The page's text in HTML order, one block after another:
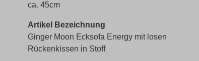
ca. 45cm
Artikel Bezeichnung
Ginger Moon Ecksofa Energy mit losen
Rückenkissen in Stoff